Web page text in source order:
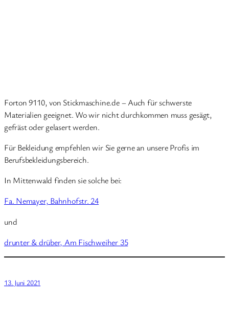
Forton 9110, von Stickmaschine.de – Auch für schwerste
Materialien geeignet. Wo wir nicht durchkommen muss gesägt,
gefräst oder gelasert werden.
Für Bekleidung empfehlen wir Sie gerne an unsere Profis im
Berufsbekleidungsbereich.
In Mittenwald finden sie solche bei:
Fa. Nemayer, Bahnhofstr. 24
und
drunter & drüber, Am Fischweiher 35
13. Juni 2021